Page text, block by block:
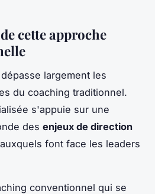
cette approche
largement les
du coaching traditionnel.
s'appuie sur une
des enjeux de direction
font face les leaders
conventionnel qui se